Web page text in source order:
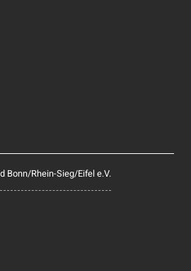
Bonn/Rhein-Sieg/Eifel e.V.